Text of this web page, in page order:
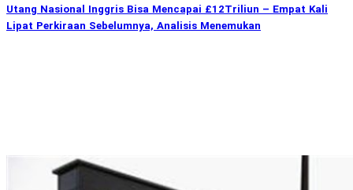
Utang Nasional Inggris Bisa Mencapai £12Triliun – Empat Kali
Lipat Perkiraan Sebelumnya, Analisis Menemukan